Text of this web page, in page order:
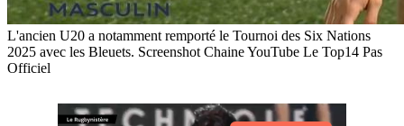
L'ancien U20 a notamment remporté le Tournoi des Six Nations
2025 avec les Bleuets. Screenshot Chaine YouTube Le Top14 Pas
Officiel